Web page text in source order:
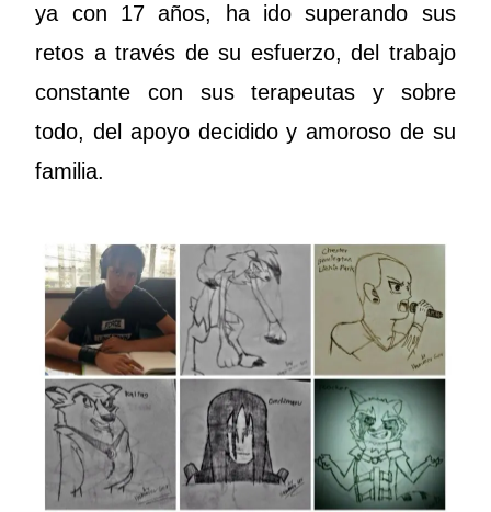
ya con 17 años, ha ido superando sus
retos a través de su esfuerzo, del trabajo
constante con sus terapeutas y sobre
todo, del apoyo decidido y amoroso de su
familia.